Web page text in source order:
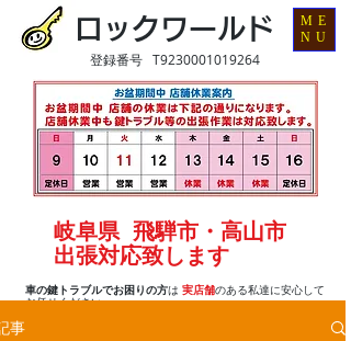
ロックワールド
車の鍵トラブルでお困りの方は 実店舗のある私達に安心して
お任せください
岐阜県 飛騨市・高山市
出張対応致します
登録番号 T9230001019264
ME
NU
事